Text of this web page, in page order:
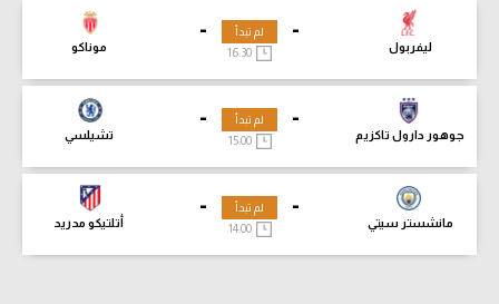
-
ليفربول
-
موناكو
لم تبدأ
-
جوهور دارول تاكزيم
-
تشيلسي
لم تبدأ
15:00
-
مانشستر سيتي
-
أتلتيكو مدريد
لم تبدأ
14:00